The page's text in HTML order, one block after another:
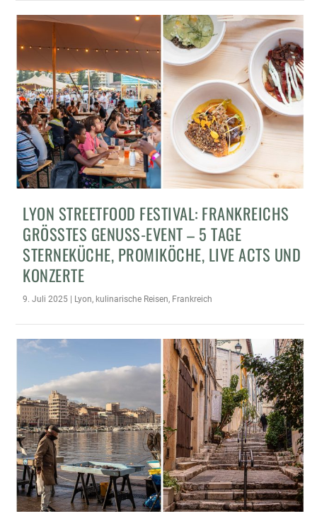
LYON STREETFOOD FESTIVAL: FRANKREICHS
GRÖSSTES GENUSS-EVENT – 5 TAGE S
TERNEKÜCHE, PROMIKÖCHE, LIVE ACTS UND K
ONZERTE
9. Juli 2025 | Lyon, kulinarische Reisen, Frankreich